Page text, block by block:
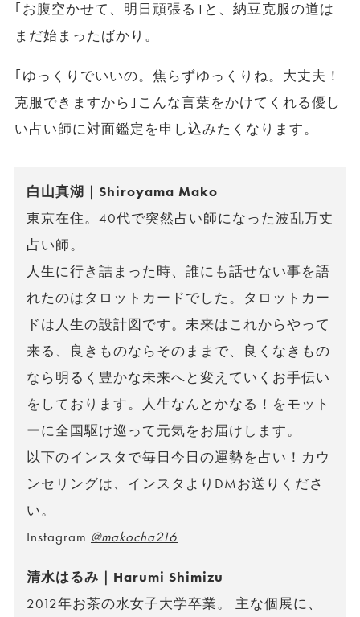
｢お腹空かせて、明日頑張る｣と、納豆克服の道は
まだ始まったばかり。
｢ゆっくりでいいの。焦らずゆっくりね。大丈夫！
克服できますから｣こんな言葉をかけてくれる優し
い占い師に対面鑑定を申し込みたくなります。
白山真湖｜Shiroyama Mako
東京在住。40代で突然占い師になった波乱万丈
占い師。
人生に行き詰まった時、誰にも話せない事を語
れたのはタロットカードでした。タロットカー
ドは人生の設計図です。未来はこれからやって
来る、良きものならそのままで、良くなきもの
なら明るく豊かな未来へと変えていくお手伝い
をしております。人生なんとかなる！をモット
ーに全国駆け巡って元気をお届けします。
以下のインスタで毎日今日の運勢を占い！カウ
ンセリングは、インスタよりDMお送りくださ
い。
Instagram @makocha216
清水はるみ｜Harumi Shimizu
2012年お茶の水女子大学卒業。 主な個展に、